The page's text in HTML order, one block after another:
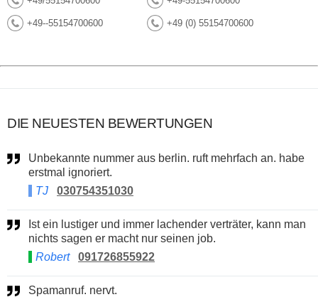
+49--55154700600 +49 (0) 55154700600
DIE NEUESTEN BEWERTUNGEN
Unbekannte nummer aus berlin. ruft mehrfach an. habe
erstmal ignoriert.
TJ
030754351030
nichts sagen er macht nur seinen job.
Robert
091726855922
Spamanruf. nervt.